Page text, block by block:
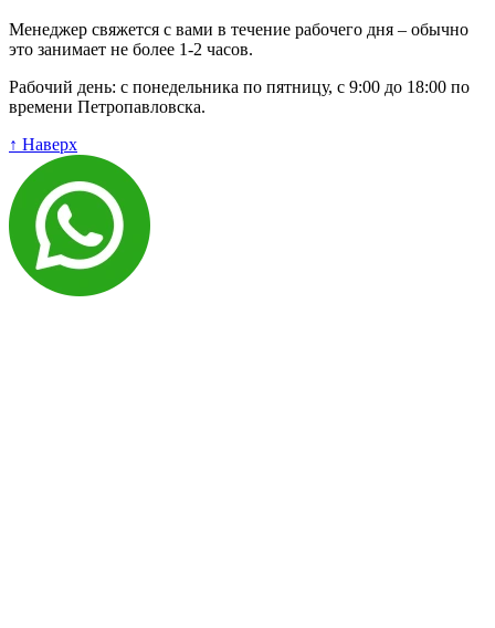
Менеджер свяжется с вами в течение рабочего дня – обычно
это занимает не более 1-2 часов.
Рабочий день: с понедельника по пятницу, с 9:00 до 18:00 по
времени Петропавловска.
↑ Наверх